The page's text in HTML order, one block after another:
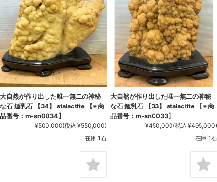
大自然が作り出した唯一無二の神秘
な石 鍾乳石 【34】 stalactite 【※商
品番号：m-sn0034】
¥500,000(税込 ¥550,000)
在庫 1石
大自然が作り出した唯一無二の神秘
な石 鍾乳石 【33】 stalactite 【※商
品番号：m-sn0033】
¥450,000(税込 ¥495,000)
在庫 1石